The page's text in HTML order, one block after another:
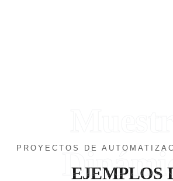
PROYECTOS DE
EJEMPLOS